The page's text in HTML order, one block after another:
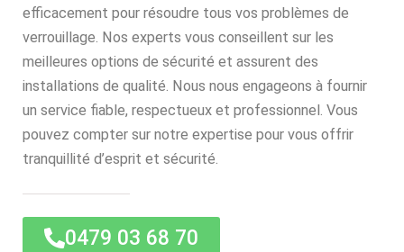
efficacement pour résoudre tous vos problèmes de
verrouillage. Nos experts vous conseillent sur les
meilleures options de sécurité et assurent des
installations de qualité. Nous nous engageons à fournir
un service fiable, respectueux et professionnel. Vous
pouvez compter sur notre expertise pour vous offrir
tranquillité d’esprit et sécurité.
0479 03 68 70